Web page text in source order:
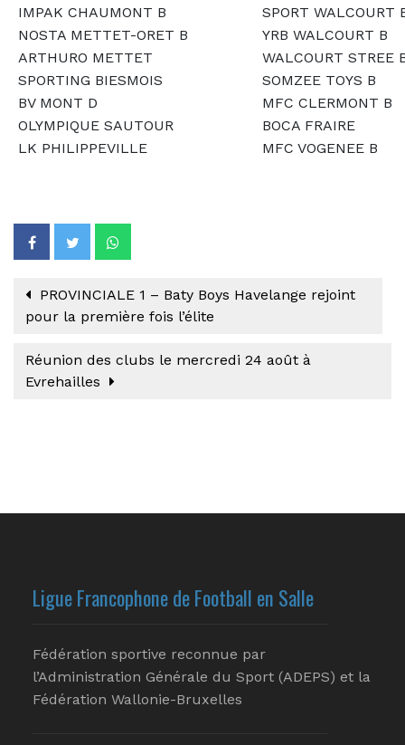
IMPAK CHAUMONT B
SPORT WALCOURT
NOSTA METTET-ORET B
YRB WALCOURT B
ARTHURO METTET
WALCOURT STREE
SPORTING BIESMOIS
SOMZEE TOYS B
BV MONT D
MFC CLERMONT B
OLYMPIQUE SAUTOUR
BOCA FRAIRE
LK PHILIPPEVILLE
MFC VOGENEE B
PROVINCIALE 1 – Baty Boys Havelange rejoint
pour la première fois l’élite
Réunion des clubs le mercredi 24 août à
Evrehailles
Ligue Francophone de Football en Salle
Fédération sportive reconnue par
l’Administration Générale du Sport (ADEPS) et la
Fédération Wallonie-Bruxelles